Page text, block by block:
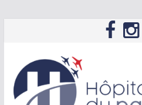
contenu